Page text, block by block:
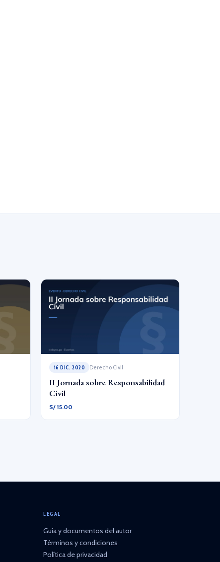
16 DIC. 2020 Derecho Civil
II Jornada sobre Responsabilidad
Civil
S/ 15.00
LEGAL
Guía y documentos del autor
Términos y condiciones
Política de privacidad